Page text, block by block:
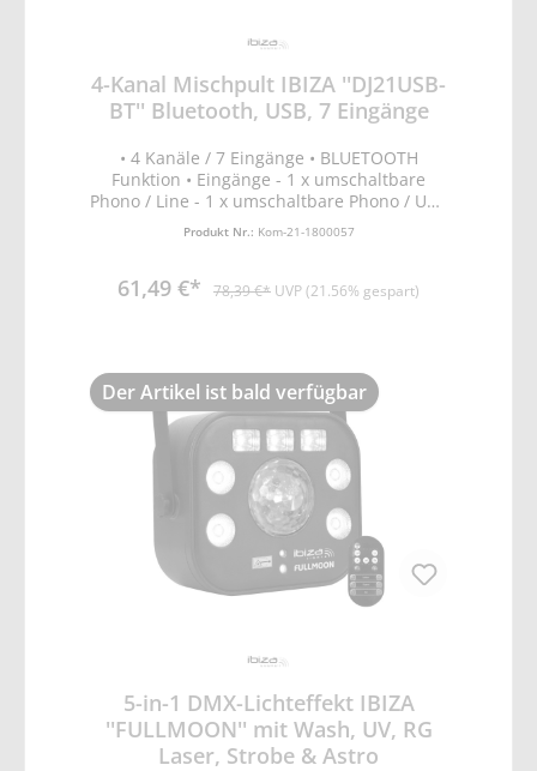
4-Kanal Mischpult IBIZA ''DJ21USB-
BT'' Bluetooth, USB, 7 Eingänge
• 4 Kanäle / 7 Eingänge • BLUETOOTH
Funktion • Eingänge - 1 x umschaltbare
Phono / Line - 1 x umschaltbare Phono / USB
- 1 x CD, 2 x MIC (L + R) • USB/MP3 Play-
Steuerung • Talkover • Kopfhörer-CUE • LED
Ausgang 6,35mm • Metallgehäuse mit
Produkt Nr.: Kom-21-1800057
61,49 €* 78,39 €* UVP (21.56% gespart)
Der Artikel ist bald verfügbar
5-in-1 DMX-Lichteffekt IBIZA
''FULLMOON'' mit Wash, UV, RG
Laser, Strobe & Astro